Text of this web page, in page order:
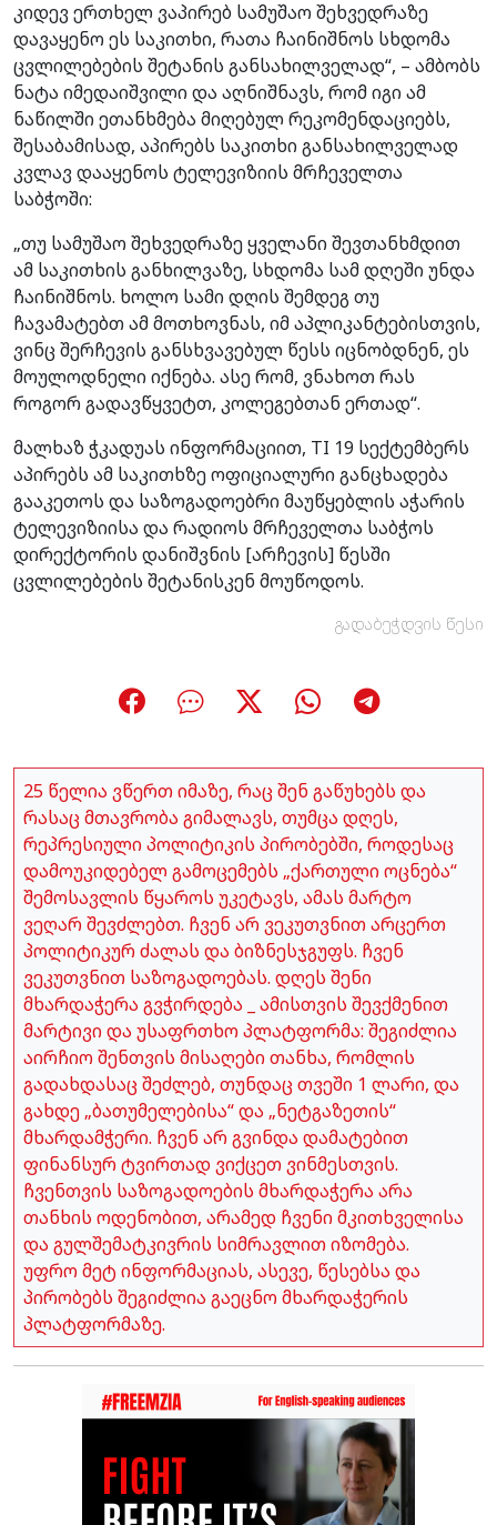
კიდევ ერთხელ ვაპირებ სამუშაო შეხვედრაზე
დავაყენო ეს საკითხი, რათა ჩაინიშნოს სხდომა
ცვლილებების შეტანის განსახილველად“, – ამბობს
ნატა იმედაიშვილი და აღნიშნავს, რომ იგი ამ
ნაწილში ეთანხმება მიღებულ რეკომენდაციებს,
შესაბამისად, აპირებს საკითხი განსახილველად
კვლავ დააყენოს ტელევიზიის მრჩეველთა
საბჭოში:
„თუ სამუშაო შეხვედრაზე ყველანი შევთანხმდით
ამ საკითხის განხილვაზე, სხდომა სამ დღეში უნდა
ჩაინიშნოს. ხოლო სამი დღის შემდეგ თუ
ჩავამატებთ ამ მოთხოვნას, იმ აპლიკანტებისთვის,
ვინც შერჩევის განსხვავებულ წესს იცნობდნენ, ეს
მოულოდნელი იქნება. ასე რომ, ვნახოთ რას
როგორ გადავწყვეტთ, კოლეგებთან ერთად“.
მალხაზ ჭკადუას ინფორმაციით, TI 19 სექტემბერს
აპირებს ამ საკითხზე ოფიციალური განცხადება
გააკეთოს და საზოგადოებრი მაუწყებლის აჭარის
ტელევიზიისა და რადიოს მრჩეველთა საბჭოს
დირექტორის დანიშვნის [არჩევის] წესში
ცვლილებების შეტანისკენ მოუწოდოს.
გადაბეჭდვის წესი
25 წელია ვწერთ იმაზე, რაც შენ გაწუხებს და
რასაც მთავრობა გიმალავს, თუმცა დღეს,
რეპრესიული პოლიტიკის პირობებში, როდესაც
დამოუკიდებელ გამოცემებს „ქართული ოცნება“
შემოსავლის წყაროს უკეტავს, ამას მარტო
ვეღარ შევძლებთ. ჩვენ არ ვეკუთვნით არცერთ
პოლიტიკურ ძალას და ბიზნესჯგუფს. ჩვენ
ვეკუთვნით საზოგადოებას. დღეს შენი
მხარდაჭერა გვჭირდება _ ამისთვის შევქმენით
მარტივი და უსაფრთხო პლატფორმა: შეგიძლია
აირჩიო შენთვის მისაღები თანხა, რომლის
გადახდასაც შეძლებ, თუნდაც თვეში 1 ლარი, და
გახდე „ბათუმელებისა“ და „ნეტგაზეთის“
მხარდამჭერი. ჩვენ არ გვინდა დამატებით
ფინანსურ ტვირთად ვიქცეთ ვინმესთვის.
ჩვენთვის საზოგადოების მხარდაჭერა არა
თანხის ოდენობით, არამედ ჩვენი მკითხველისა
და გულშემატკივრის სიმრავლით იზომება.
უფრო მეტ ინფორმაციას, ასევე, წესებსა და
პირობებს შეგიძლია გაეცნო მხარდაჭერის
პლატფორმაზე.